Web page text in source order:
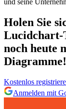
Holen Sie
Lucidchart-
noch heute
Diagramme!
Kostenlos
Anmelden mit